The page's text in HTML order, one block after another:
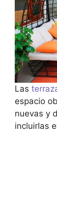
Las
espacio
nuevas y
incluirlas